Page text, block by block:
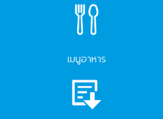
เมนูอาหาร